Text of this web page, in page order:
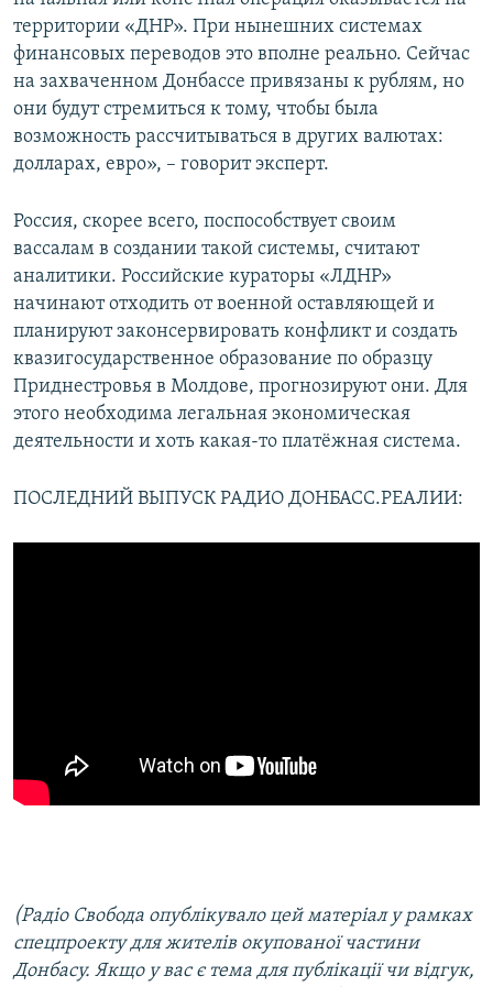
территории «ДНР». При нынешних системах
финансовых переводов это вполне реально. Сейчас
на захваченном Донбассе привязаны к рублям, но
они будут стремиться к тому, чтобы была
возможность рассчитываться в других валютах:
долларах, евро», – говорит эксперт.
Россия, скорее всего, поспособствует своим
вассалам в создании такой системы, считают
аналитики. Российские кураторы «ЛДНР»
начинают отходить от военной оставляющей и
планируют законсервировать конфликт и создать
квазигосударственное образование по образцу
Приднестровья в Молдове, прогнозируют они. Для
этого необходима легальная экономическая
деятельности и хоть какая-то платёжная система.
ПОСЛЕДНИЙ ВЫПУСК РАДИО ДОНБАСС.РЕАЛИИ:
(Радіо Свобода опублікувало цей матеріал у рамках
спецпроекту для жителів окупованої частини
Донбасу. Якщо у вас є тема для публікації чи відгук,